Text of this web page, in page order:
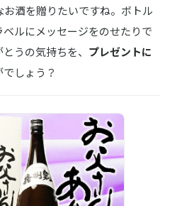
酒を贈りたいですね。ボトル
ルにメッセージをのせたりで
うの気持ちを、 プレゼントに
しょう？